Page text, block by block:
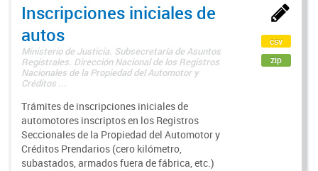
Inscripciones iniciales de
autos
Ministerio de Justicia. Subsecretaría de Asuntos
Registrales. Dirección Nacional de los Registros
Nacionales de la Propiedad del Automotor y
Créditos ...
Trámites de inscripciones iniciales de
automotores inscriptos en los Registros
Seccionales de la Propiedad del Automotor y
Créditos Prendarios (cero kilómetro,
subastados, armados fuera de fábrica, etc.)
csv
zip